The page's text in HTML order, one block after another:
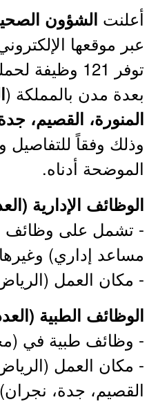
أعلنت الشؤون
عبر موقعها
توفر 121
بعدة مدن بالمملكة (
المنورة، القصيم،
وذلك وفقاً للتفاصيل
الموضحة أدناه.
الوظائف الإدارية (العدد 20
- تشمل على وظائف
مساعد إداري)
- مكان العمل
الوظائف الطبية (العدد 72
- وظائف طبية في
- مكان العمل
القصيم، جدة،